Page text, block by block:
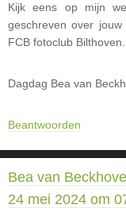
Kijk eens op mijn
geschreven over
FCB fotoclub Bilthoven.
Dagdag Bea van
Beantwoorden
Bea van
24 mei 2024 om